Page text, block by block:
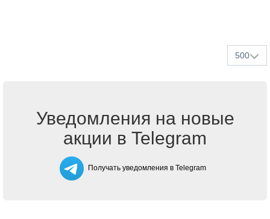
500
Уведомления на новые
акции в Telegram
Получать уведомления в Telegram